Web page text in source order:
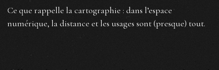
Ce que rappelle la cartographie : dans l’espace
numérique, la distance et les usages sont (presque) tout.